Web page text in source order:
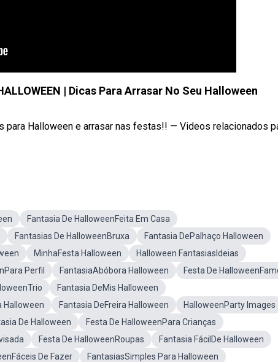
| Dicas Para Arrasar No Seu Halloween
Halloween e arrasar nas festas!! — Videos relacionados
Fantasia De HalloweenFeita Em Casa
Fantasias De HalloweenBruxa
Fantasia DePalhaço Halloween
MinhaFesta Halloween
Halloween FantasiasIdeias
Perfil FantasiaAbóbora Halloween
Festa De
Fantasia DeMis Halloween
Halloween Fantasia DeFreira Halloween
HalloweenParty Images
De Halloween
Festa De HalloweenPara Crianças
Festa De HalloweenRoupas
Fantasia FácilDe Halloween
De Fazer
FantasiasSimples Para Halloween